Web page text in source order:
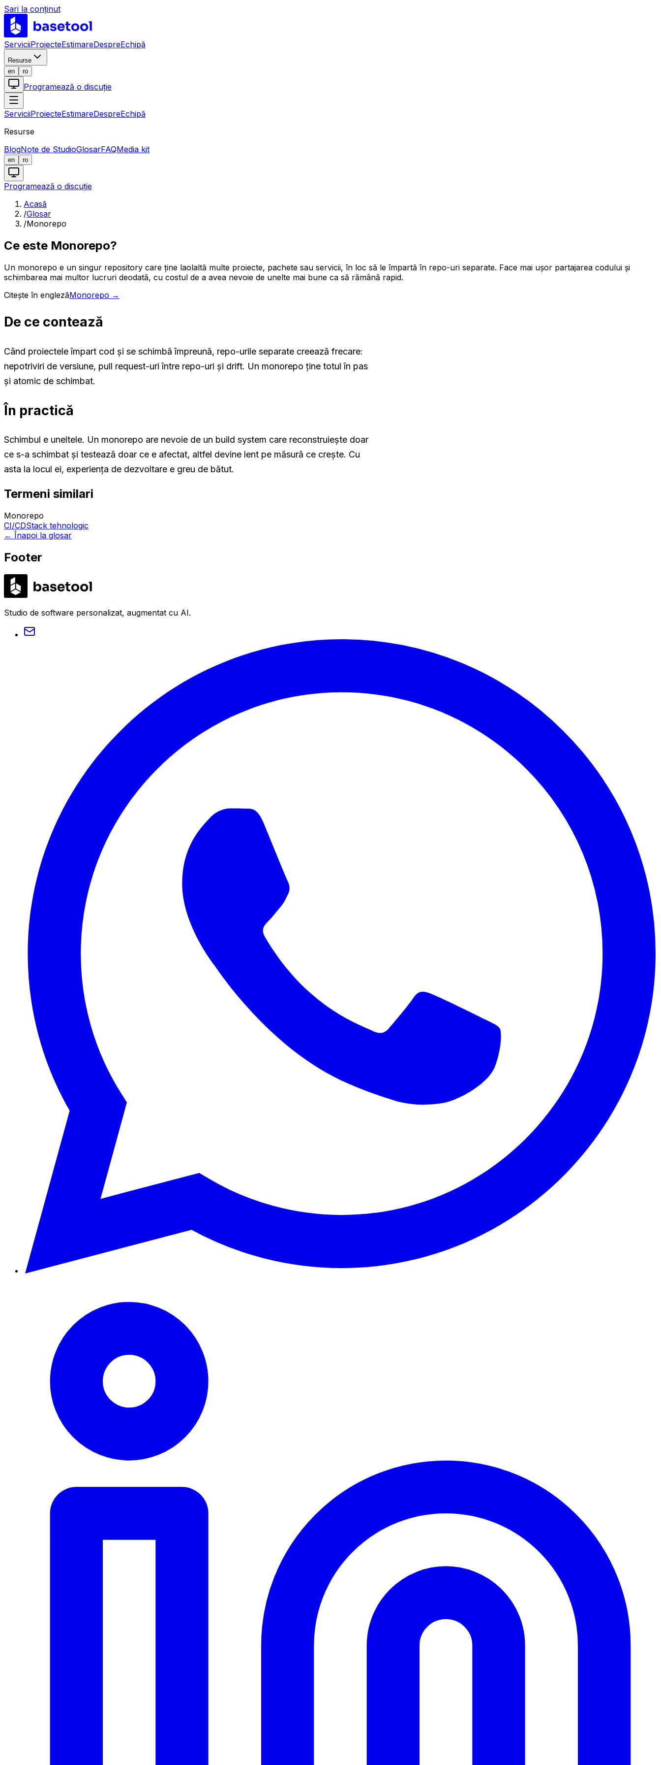
Sari la conținut
ServiciiProiecteEstimareDespreEchipă
Resurse
en
ro
Programează o discuție
ServiciiProiecteEstimareDespreEchipă
Resurse
BlogNote de StudioGlosarFAQMedia kit
en ro
Programează o discuție
Acasă
/Glosar
/Monorepo
Ce este Monorepo?
Un monorepo e un singur repository care ține laolaltă multe proiecte, pachete sau servicii, în loc să le împartă în repo-uri separate. Face mai ușor partajarea codului și
schimbarea mai multor lucruri deodată, cu costul de a avea nevoie de unelte mai bune ca să rămână rapid.
Citește în englezăMonorepo →
De ce contează
Când proiectele împart cod și se schimbă împreună, repo-urile separate creează frecare:
nepotriviri de versiune, pull request-uri între repo-uri și drift. Un monorepo ține totul în pas
și atomic de schimbat.
În practică
Schimbul e uneltele. Un monorepo are nevoie de un build system care reconstruiește doar
ce s-a schimbat și testează doar ce e afectat, altfel devine lent pe măsură ce crește. Cu
asta la locul ei, experiența de dezvoltare e greu de bătut.
Termeni similari
Monorepo
CI/CDStack tehnologic
← Înapoi la glosar
Footer
Studio de software personalizat, augmentat cu AI.